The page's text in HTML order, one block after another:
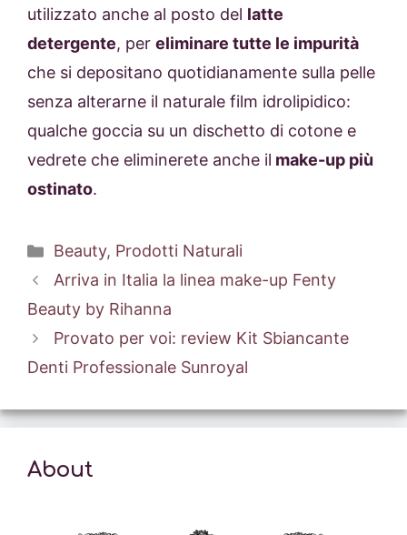
utilizzato anche al posto del latte
detergente, per eliminare tutte le impurità
che si depositano quotidianamente sulla pelle
senza alterarne il naturale film idrolipidico:
qualche goccia su un dischetto di cotone e
vedrete che eliminerete anche il make-up più
ostinato.
Categorie
Beauty, Prodotti Naturali
Arriva in Italia la linea make-up Fenty
Beauty by Rihanna
Provato per voi: review Kit Sbiancante
Denti Professionale Sunroyal
About